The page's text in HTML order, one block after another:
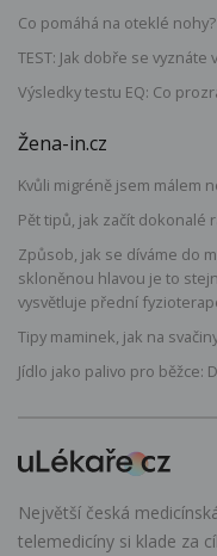
Co pomáhá na oteklé
TEST: Jak dobře se vyznáte
Výsledky testu EQ: Co
Žena-in.cz
Kvůli migréně jsem málem
Pět tipů, jak začít dokonalé
Způsob, jak se díváme do
skloněnou hlavou je to
vysvětluje přední
Tipy maminek, jak na
Jídlo jako palivo pro běžce:
Největší česká
telemedicíny si klade za